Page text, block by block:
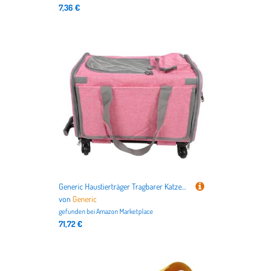
7,36 €
Generic Haustierträger Tragbarer Katzenhundträger mit Rädern und Verstellbarem Schultergurt -Netzdesign für Belüftung und Sichtbarkeit für Reisen Geeignet (PINK)
von Generic
gefunden beiAmazon Marketplace
71,72 €